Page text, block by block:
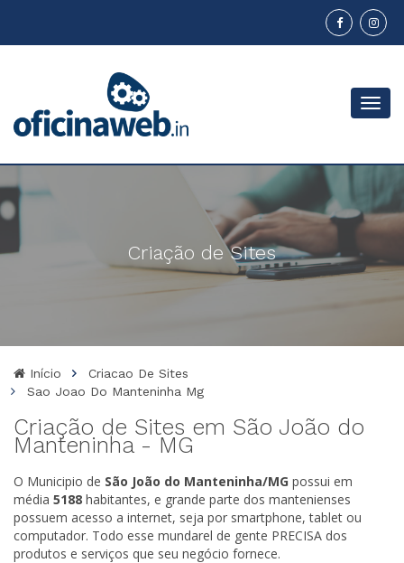
Menu
Criação de Sites
Início
Criacao De Sites
Sao Joao Do Manteninha Mg
Criação de Sites em São João do
Manteninha - MG
O Municipio de São João do Manteninha/MG possui em
média 5188 habitantes, e grande parte dos mantenienses
possuem acesso a internet, seja por smartphone, tablet ou
computador. Todo esse mundarel de gente PRECISA dos
produtos e serviços que seu negócio fornece.